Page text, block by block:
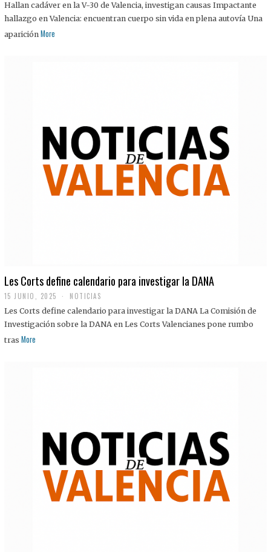
Hallan cadáver en la V-30 de Valencia, investigan causas Impactante
hallazgo en Valencia: encuentran cuerpo sin vida en plena autovía Una
aparición More
Les Corts define calendario para investigar la DANA
15 JUNIO, 2025 NOTICIAS
Les Corts define calendario para investigar la DANA La Comisión de
Investigación sobre la DANA en Les Corts Valencianes pone rumbo
tras More